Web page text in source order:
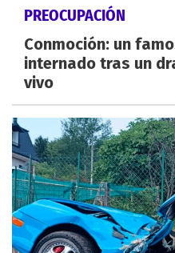
PREOCUPACIÓN
Conmoción: un
internado tras un
vivo